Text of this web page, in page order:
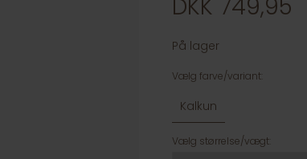
DKK 749,95
På lager
Vælg farve/variant:
Kalkun
Vælg størrelse/vægt: